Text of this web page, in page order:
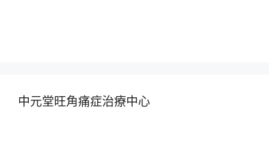
中元堂旺角痛症治療中心